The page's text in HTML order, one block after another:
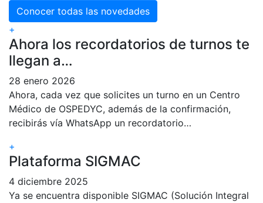
Conocer todas las novedades
+
Ahora los recordatorios de turnos te
llegan a…
28 enero 2026
Ahora, cada vez que solicites un turno en un Centro
Médico de OSPEDYC, además de la confirmación,
recibirás vía WhatsApp un recordatorio…
+
Plataforma SIGMAC
4 diciembre 2025
Ya se encuentra disponible SIGMAC (Solución Integral